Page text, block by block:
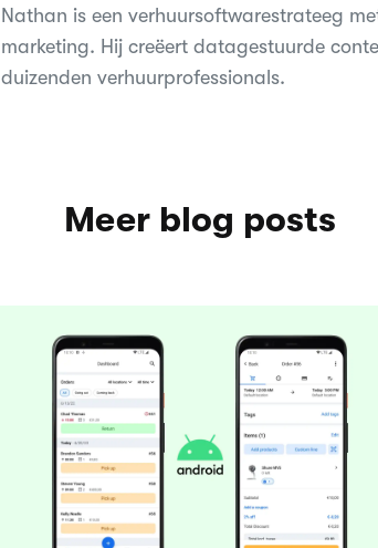
Nathan is een verhuursoftwarestrateeg
marketing. Hij creëert datagestuurde
duizenden verhuurprofessionals.
Meer blog posts